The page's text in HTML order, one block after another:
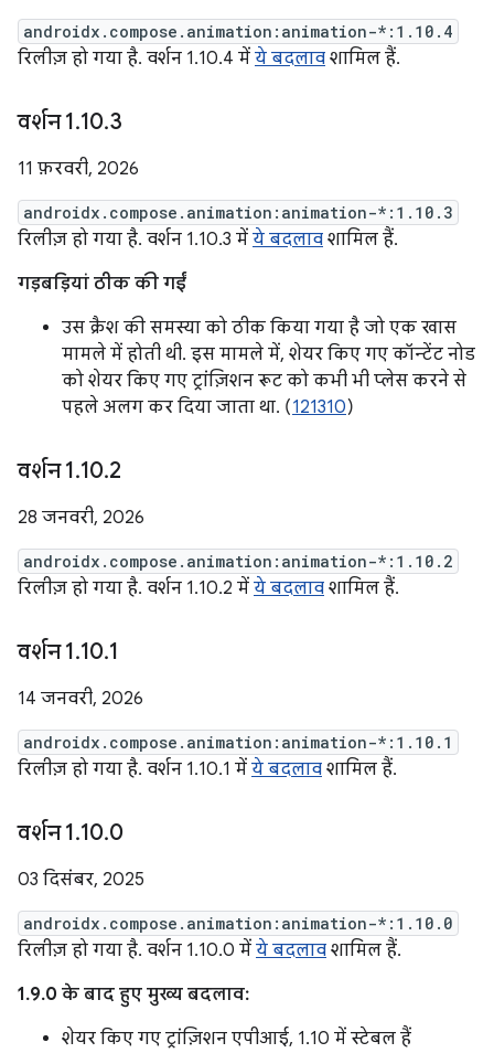
androidx.compose.animation:animation-*:1.10.4
रिलीज़ हो गया है. वर्शन 1.10.4 में ये बदलाव शामिल हैं.
वर्शन 1.10.3
11 फ़रवरी, 2026
androidx.compose.animation:animation-*:1.10.3
रिलीज़ हो गया है. वर्शन 1.10.3 में ये बदलाव शामिल हैं.
गड़बड़ियां ठीक की गईं
उस क्रैश की समस्या को ठीक किया गया है जो एक खास
मामले में होती थी. इस मामले में, शेयर किए गए कॉन्टेंट नोड
को शेयर किए गए ट्रांज़िशन रूट को कभी भी प्लेस करने से
पहले अलग कर दिया जाता था. (121310)
वर्शन 1.10.2
28 जनवरी, 2026
androidx.compose.animation:animation-*:1.10.2
रिलीज़ हो गया है. वर्शन 1.10.2 में ये बदलाव शामिल हैं.
वर्शन 1.10.1
14 जनवरी, 2026
androidx.compose.animation:animation-*:1.10.1
रिलीज़ हो गया है. वर्शन 1.10.1 में ये बदलाव शामिल हैं.
वर्शन 1.10.0
03 दिसंबर, 2025
androidx.compose.animation:animation-*:1.10.0
रिलीज़ हो गया है. वर्शन 1.10.0 में ये बदलाव शामिल हैं.
1.9.0 के बाद हुए मुख्य बदलाव:
शेयर किए गए ट्रांज़िशन एपीआई, 1.10 में स्टेबल हैं